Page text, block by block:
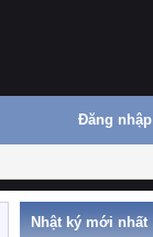
Đăng nhập
Nhật ký mới nhất